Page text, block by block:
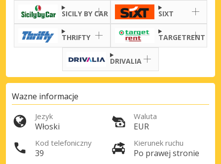
SICILY BY CAR SIXT
THRIFTY TARGETRENT
DRIVALIA
Wazne informacje
Jezyk
Włoski
Waluta
EUR
Kod telefoniczny
39
Kierunek ruchu
Po prawej stronie
Najlepsze oszczędności
Uzyskaj dostęp do ekskluzywnych ofert
partnerów
Zaloguj się przez eLink